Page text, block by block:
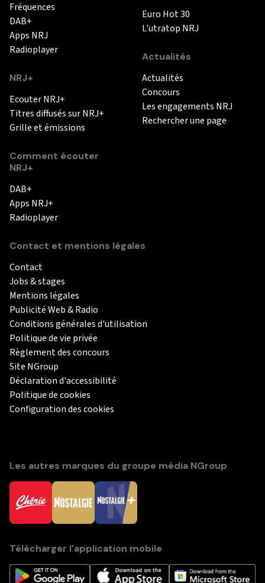
Fréquences
DAB+
Apps NRJ
Radioplayer
NRJ+
Ecouter NRJ+
Titres diffusés sur NRJ+
Grille et émissions
Comment écouter
NRJ+
DAB+
Apps NRJ+
Radioplayer
Euro Hot 30
L'utratop NRJ
Actualités
Actualités
Concours
Les engagements NRJ
Rechercher une page
Contact et mentions légales
Contact
Jobs & stages
Mentions légales
Publicité Web & Radio
Conditions générales d'utilisation
Politique de vie privée
Règlement des concours
Site NGroup
Déclaration d'accessibilité
Politique de cookies
Configuration des cookies
Les autres marques du groupe média NGroup
Télécharger l’application mobile